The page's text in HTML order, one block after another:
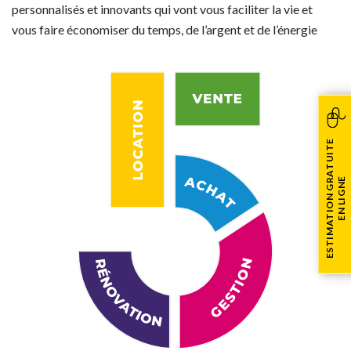
personnalisés et innovants qui vont vous faciliter la vie et
vous faire économiser du temps, de l’argent et de l’énergie
ESTIMATION GRATUITEEN LIGNE